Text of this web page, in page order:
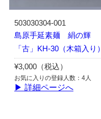
503030304-001
島原手延素麺 絹の輝
「古」KH-30（木箱入り）
¥3,000（税込）
お気に入りの登録人数：4人
▶ 詳細ページへ